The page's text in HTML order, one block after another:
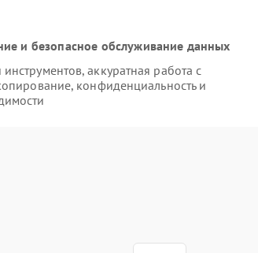
и безопасное обслуживание данных
аккуратная работа с
конфиденциальность и